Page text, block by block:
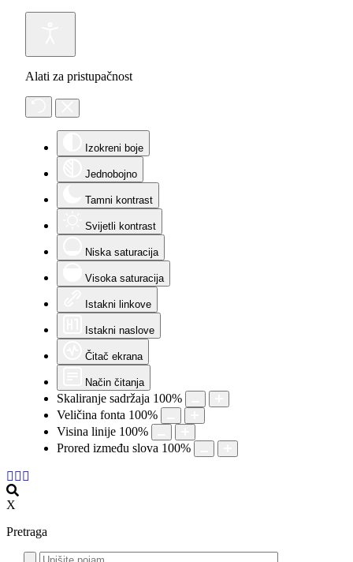
Alati za pristupačnost
Izokreni boje
Jednobojno
Tamni kontrast
Svijetli kontrast
Niska saturacija
Visoka saturacija
Istakni linkove
Istakni naslove
Čitač ekrana
Način čitanja
Skaliranje sadržaja 100%
Veličina fonta 100%
Visina linije 100%
Prored između slova 100%
X
Pretraga